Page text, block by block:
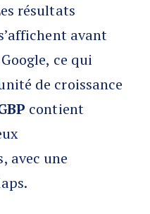
résultats
avant
ce qui
de croissance
contient
avec une